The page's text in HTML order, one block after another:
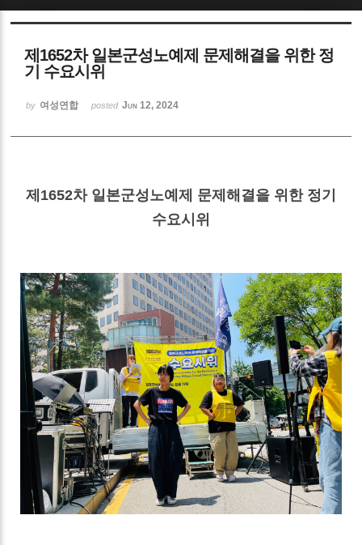
제1652차 일본군성노예제 문제해결을 위한 정
기 수요시위
by 여성연합 posted Jun 12, 2024
제1652차 일본군성노예제 문제해결을 위한 정기
수요시위
Sketchbook5, 스케치북5
Sketchbook5, 스케치북5